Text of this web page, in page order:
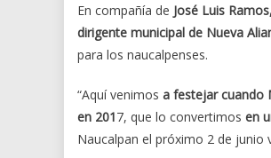
En compañía de José Luis
dirigente municipal de Nueva
para los naucalpenses.
“Aquí venimos a festejar cuando
en 2017, que lo convertimos en
Naucalpan el próximo 2 de junio